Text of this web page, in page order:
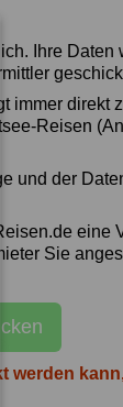
Ihre
immer direkt
Reisen
und der
eine
Sie
werden